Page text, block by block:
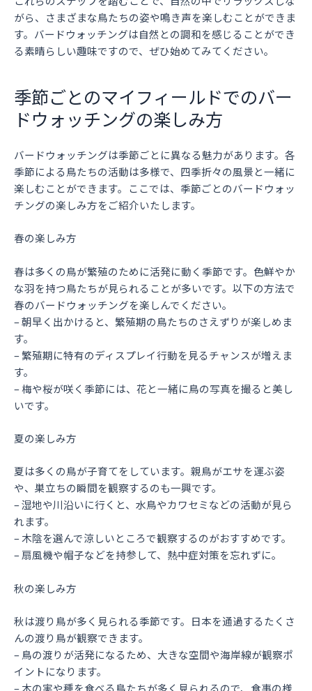
がら、さまざまな鳥たちの姿や鳴き声を楽しむことができま
す。バードウォッチングは自然との調和を感じることができ
る素晴らしい趣味ですので、ぜひ始めてみてください。
季節ごとのマイフィールドでのバー
ドウォッチングの楽しみ方
バードウォッチングは季節ごとに異なる魅力があります。各
季節による鳥たちの活動は多様で、四季折々の風景と一緒に
楽しむことができます。ここでは、季節ごとのバードウォッ
チングの楽しみ方をご紹介いたします。
春の楽しみ方
春は多くの鳥が繁殖のために活発に動く季節です。色鮮やか
な羽を持つ鳥たちが見られることが多いです。以下の方法で
春のバードウォッチングを楽しんでください。
– 朝早く出かけると、繁殖期の鳥たちのさえずりが楽しめま
す。
– 繁殖期に特有のディスプレイ行動を見るチャンスが増えま
す。
– 梅や桜が咲く季節には、花と一緒に鳥の写真を撮ると美し
いです。
夏の楽しみ方
夏は多くの鳥が子育てをしています。親鳥がエサを運ぶ姿
や、巣立ちの瞬間を観察するのも一興です。
– 湿地や川沿いに行くと、水鳥やカワセミなどの活動が見ら
れます。
– 木陰を選んで涼しいところで観察するのがおすすめです。
– 扇風機や帽子などを持参して、熱中症対策を忘れずに。
秋の楽しみ方
秋は渡り鳥が多く見られる季節です。日本を通過するたくさ
んの渡り鳥が観察できます。
– 鳥の渡りが活発になるため、大きな空間や海岸線が観察ポ
イントになります。
– 木の実や種を食べる鳥たちが多く見られるので、食事の様